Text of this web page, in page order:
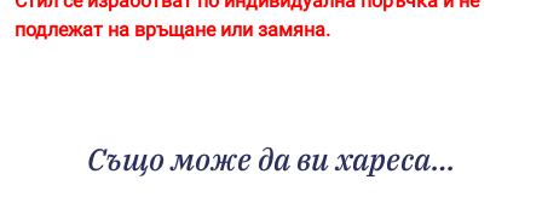
подлежат на връщане или замяна.
Също може да ви хареса…